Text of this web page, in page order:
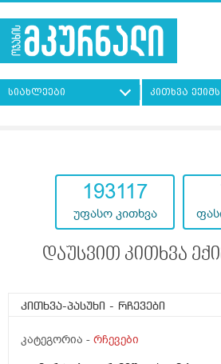
სიახლეები კითხვა ექიმს
193117
უფასო კითხვა
დაუსვით კითხვა
კითხვა-პასუხი - რჩევები
კატეგორია - რჩევები